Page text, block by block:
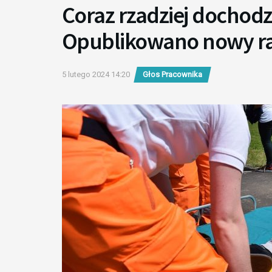
Coraz rzadziej
Opublikowano nowy
5 lutego 2024 14:20 Głos Pracownika